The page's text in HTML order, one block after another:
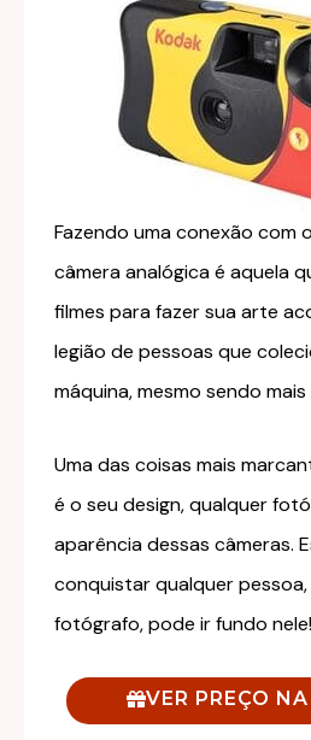
Fazendo uma conexão com
câmera analógica é aquela
filmes para fazer sua arte
legião de pessoas que
máquina, mesmo sendo
Uma das coisas mais
é o seu design, qualquer
aparência dessas câmeras.
conquistar qualquer
fotógrafo, pode ir fundo nele!
VER PREÇO